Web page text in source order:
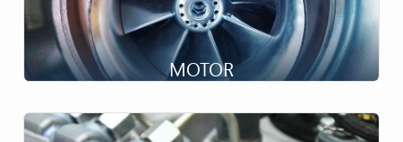
MOTOR
Leistung und Verantwortung ...